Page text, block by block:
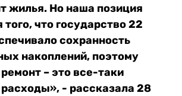
жилья. Но наша позиция
того, что государство 22
сохранность
накоплений, поэтому
– это все-таки
- рассказала 28